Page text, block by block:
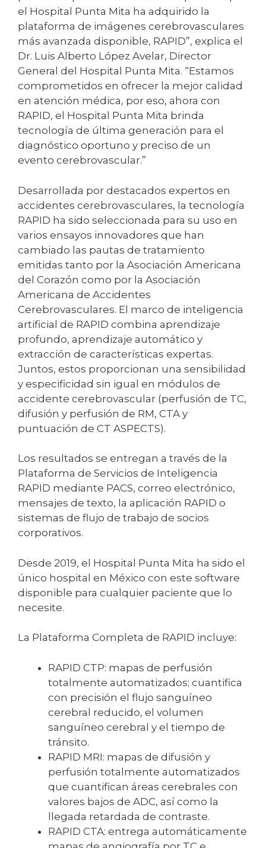
el Hospital Punta Mita ha adquirido la
plataforma de imágenes cerebrovasculares
más avanzada disponible, RAPID”, explica el
Dr. Luis Alberto López Avelar, Director
General del Hospital Punta Mita. “Estamos
comprometidos en ofrecer la mejor calidad
en atención médica, por eso, ahora con
RAPID, el Hospital Punta Mita brinda
tecnología de última generación para el
diagnóstico oportuno y preciso de un
evento cerebrovascular.”
Desarrollada por destacados expertos en
accidentes cerebrovasculares, la tecnología
RAPID ha sido seleccionada para su uso en
varios ensayos innovadores que han
cambiado las pautas de tratamiento
emitidas tanto por la Asociación Americana
del Corazón como por la Asociación
Americana de Accidentes
Cerebrovasculares. El marco de inteligencia
artificial de RAPID combina aprendizaje
profundo, aprendizaje automático y
extracción de características expertas.
Juntos, estos proporcionan una sensibilidad
y especificidad sin igual en módulos de
accidente cerebrovascular (perfusión de TC,
difusión y perfusión de RM, CTA y
puntuación de CT ASPECTS).
Los resultados se entregan a través de la
Plataforma de Servicios de Inteligencia
RAPID mediante PACS, correo electrónico,
mensajes de texto, la aplicación RAPID o
sistemas de flujo de trabajo de socios
corporativos.
Desde 2019, el Hospital Punta Mita ha sido el
único hospital en México con este software
disponible para cualquier paciente que lo
necesite.
La Plataforma Completa de RAPID incluye:
RAPID CTP: mapas de perfusión
totalmente automatizados; cuantifica
con precisión el flujo sanguíneo
cerebral reducido, el volumen
sanguíneo cerebral y el tiempo de
tránsito.
RAPID MRI: mapas de difusión y
perfusión totalmente automatizados
que cuantifican áreas cerebrales con
valores bajos de ADC, así como la
llegada retardada de contraste.
RAPID CTA: entrega automáticamente